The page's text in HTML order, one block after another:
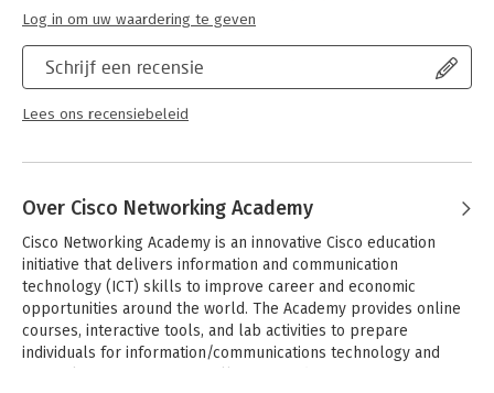
Schrijf een recensie
Lees ons recensiebeleid
Log in om uw waardering te geven
Over Cisco Networking Academy
Cisco Networking Academy is an innovative Cisco education
initiative that delivers information and communication
technology (ICT) skills to improve career and economic
opportunities around the world. The Academy provides online
courses, interactive tools, and lab activities to prepare
individuals for information/communications technology and